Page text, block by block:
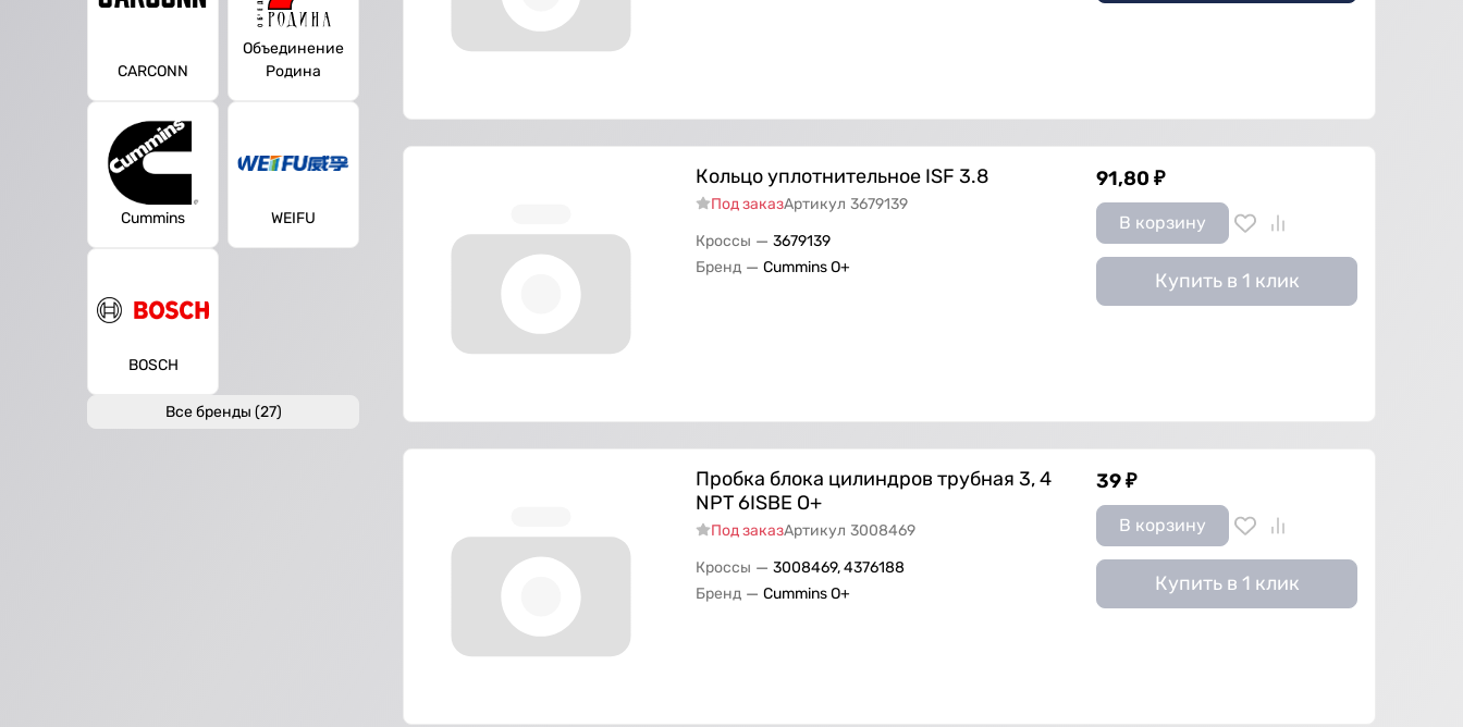
CARCONN
Объединение
Родина
Cummins WEIFU
BOSCH
Все бренды (27)
Кольцо уплотнительное ISF 3.8
Под заказАртикул 3679139
Кроссы — 3679139
Бренд — Cummins O+
91,80 ₽
В корзину
Купить в 1 клик
Пробка блока цилиндров трубная 3, 4
NPT 6ISBE О+
Под заказАртикул 3008469
Кроссы — 3008469, 4376188
Бренд — Cummins O+
39₽
В корзину
Купить в 1 клик